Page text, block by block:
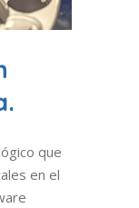
que
en el